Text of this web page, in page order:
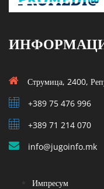
Струмица, 2400,
+389 75 476 996
+389 71 214 070
info@jugoinfo.mk
Импресум